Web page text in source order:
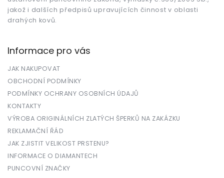
jakož i dalších předpisů upravujících činnost v oblasti
drahých kovů.
Informace pro vás
JAK NAKUPOVAT
OBCHODNÍ PODMÍNKY
PODMÍNKY OCHRANY OSOBNÍCH ÚDAJŮ
KONTAKTY
VÝROBA ORIGINÁLNÍCH ZLATÝCH ŠPERKŮ NA ZAKÁZKU
REKLAMAČNÍ ŘÁD
JAK ZJISTIT VELIKOST PRSTENU?
INFORMACE O DIAMANTECH
PUNCOVNÍ ZNAČKY